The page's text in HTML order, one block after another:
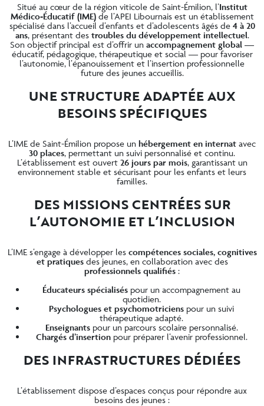
Situé au cœur de la région viticole de Saint-Émilion, l’Institut
Médico-Éducatif (IME)de l’APEI Libournais est un établissement
spécialisé dans l’accueil d’enfants et d’adolescents âgés de 4 à 20
ans, présentant des troubles du développement intellectuel.
Son objectif principal est d’offrir un accompagnement global —
éducatif, pédagogique, thérapeutique et social — pour favoriser
l’autonomie, l’épanouissement et l’insertion professionnelle
future des jeunes accueillis.
UNE STRUCTURE ADAPTÉE AUX
BESOINS SPÉCIFIQUES
L’IME de Saint-Émilion propose un hébergement en internat avec
30 places, permettant un suivi personnalisé et continu.
L’établissement est ouvert 26 jours par mois, garantissant un
environnement stable et sécurisant pour les enfants et leurs
familles.
DES MISSIONS CENTRÉES SUR
L’AUTONOMIE ET L’INCLUSION
L’IME s’engage à développer les compétences sociales, cognitives
et pratiquesdes jeunes, en collaboration avec des
professionnels qualifiés :
Éducateurs spécialisés pour un accompagnement au
quotidien.
Psychologues et psychomotriciens pour un suivi
thérapeutique adapté.
Enseignantspour un parcours scolaire personnalisé.
Chargés d’insertionpour préparer l’avenir professionnel.
DES INFRASTRUCTURES DÉDIÉES
L’établissement dispose d’espaces conçus pour répondre aux
besoins des jeunes :